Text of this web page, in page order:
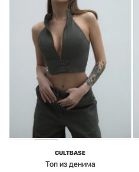
CULTBASE
Топ из денима